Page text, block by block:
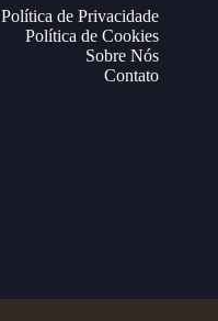
Política de Privacidade
Política de Cookies
Sobre Nós
Contato